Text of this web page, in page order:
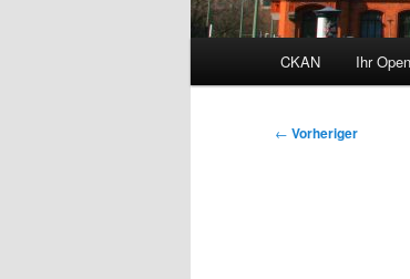
Zum
CKAN Ihr
Beitragsnavigation
← Vorheriger